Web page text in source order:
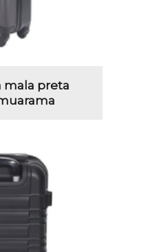
mala preta